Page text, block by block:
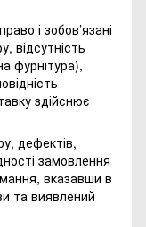
і зобов’язані
відсутність
фурнітура),
здійснює
дефектів,
замовлення
вказавши в
та виявлений